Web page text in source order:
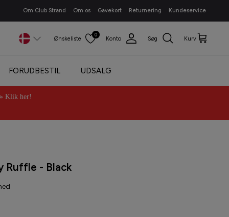
Om Club Strand Om os Gavekort Returnering Kundeservice
Ønskeliste
0
Konto Søg Kurv
FORUDBESTIL UDSALG
Klik her!
Ruffle - Black